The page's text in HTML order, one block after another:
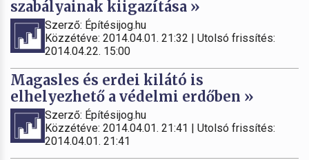
szabályainak kiigazítása »
Szerző: Építésijog.hu
Közzétéve: 2014.04.01. 21:32 | Utolsó frissítés:
2014.04.22. 15:00
Magasles és erdei kilátó is
elhelyezhető a védelmi erdőben »
Szerző: Építésijog.hu
Közzétéve: 2014.04.01. 21:41 | Utolsó frissítés:
2014.04.01. 21:41